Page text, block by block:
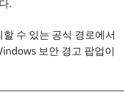
.
수 있는 공식 경로에서
보안 경고 팝업이